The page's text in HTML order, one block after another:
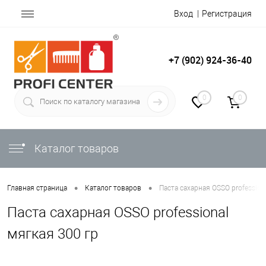
Вход Регистрация
+7 (902) 924-36-40
0 0
Каталог товаров
Главная страница • Каталог товаров • Паста сахарная OSSO
Паста сахарная OSSO professional
мягкая 300 гр